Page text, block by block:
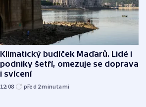
Klimatický budíček Maďarů. Lidé i
podniky šetří, omezuje se doprava
i svícení
12:08 před 2minutami